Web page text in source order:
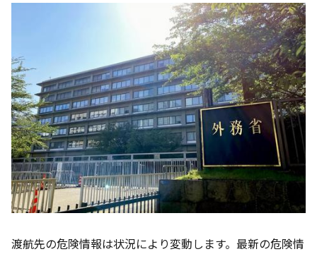
渡航先の危険情報は状況により変動します。最新の危険情